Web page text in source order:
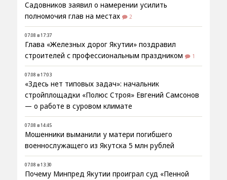
Садовников заявил о намерении усилить
полномочия глав на местах
2
07.08 в 17:37
Глава «Железных дорог Якутии» поздравил
строителей с профессиональным праздником
1
07.08 в 17:03
«Здесь нет типовых задач»: начальник
стройплощадки «Полюс Строя» Евгений Самсонов
— о работе в суровом климате
07.08 в 14:45
Мошенники выманили у матери погибшего
военнослужащего из Якутска 5 млн рублей
07.08 в 13:30
Почему Минпред Якутии проиграл суд «Пенной